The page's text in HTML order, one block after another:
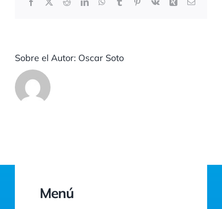
Sobre el Autor: Oscar Soto
Menú